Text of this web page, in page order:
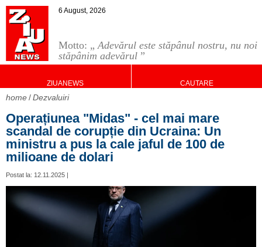
Motto: „Adevărul este stăpânul nostru, nu noi
stăpânim adevărul ”
6 August, 2026
ZIUANEWS CAUTARE
home Dezvaluiri
Operațiunea "Midas" - cel mai mare
scandal de corupție din Ucraina: Un
ministru a pus la cale jaful de 100 de
milioane de dolari
Postat la: 12.11.2025 |